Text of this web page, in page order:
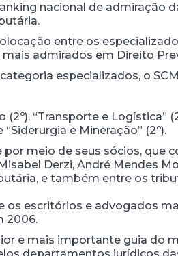
nacional de admiração
entre os
admirados em Direito
especializados, o
“Transporte e Logística”
“Siderurgia e Mineração” (2º).
meio de seus sócios,
Derzi, André Mendes
e também entre os
os escritórios e advogados
2006.
e mais importante guia do